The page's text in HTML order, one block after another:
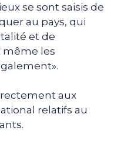
se sont saisis de
au pays, qui
et de
les
aux
relatifs au